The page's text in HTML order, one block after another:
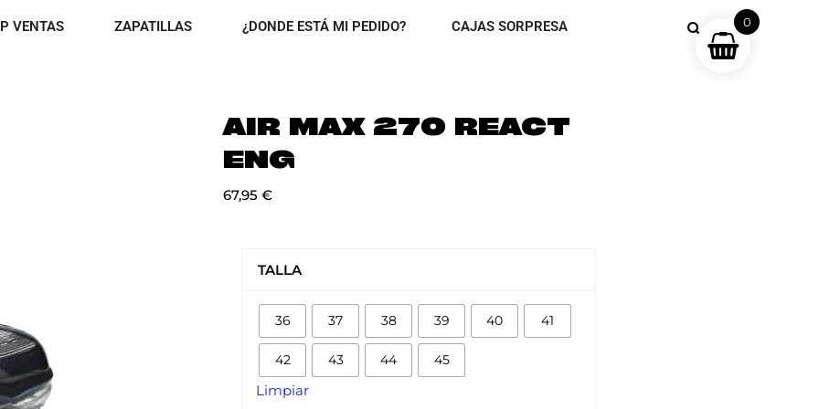
VENTAS OPEN TOP VENTAS
ZAPATILLAS OPEN ZAPATILLAS
¿DONDE ESTÁ MI PEDIDO? CAJAS SORPRESA
AIR MAX 270 REACT
ENG
67,95 €
TALLA
36 37 38 39 40 41
42 43 44 45
Limpiar
MAX
REACT
cantidad
0